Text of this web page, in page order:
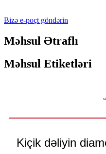
Bizə e-poçt göndərin
Məhsul Ətraflı
Məhsul Etiketləri
Kiçik dəliyin